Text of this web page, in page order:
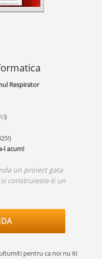
Respirator
)
)
l acum!
un proiect gata
construieste-ti un
pentru ca noi nu iti